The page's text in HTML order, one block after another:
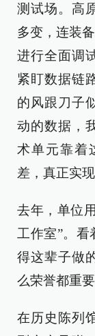
测试场。高
多变，连装
进行全面调
紧盯数据链
的风跟刀子
动的数据，
术单元靠着
差，真正实现
去年，单位
工作室”。
得这辈子做
么荣誉都重要
在历史陈列